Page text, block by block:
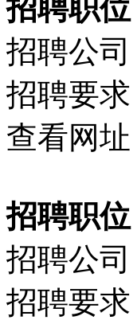
招聘职
招聘公
招聘要求
查看网址
招聘职
招聘公
招聘要